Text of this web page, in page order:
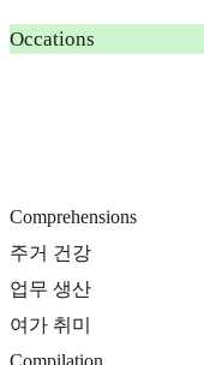
Occations
Comprehensions
주거 건강
업무 생산
여가 취미
Compilation